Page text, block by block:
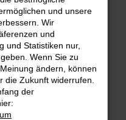
|
NACH
VW
und unsere
Wir
und
und Statistiken nur,
Wenn Sie zu
ändern, können
die Zukunft widerrufen.
der